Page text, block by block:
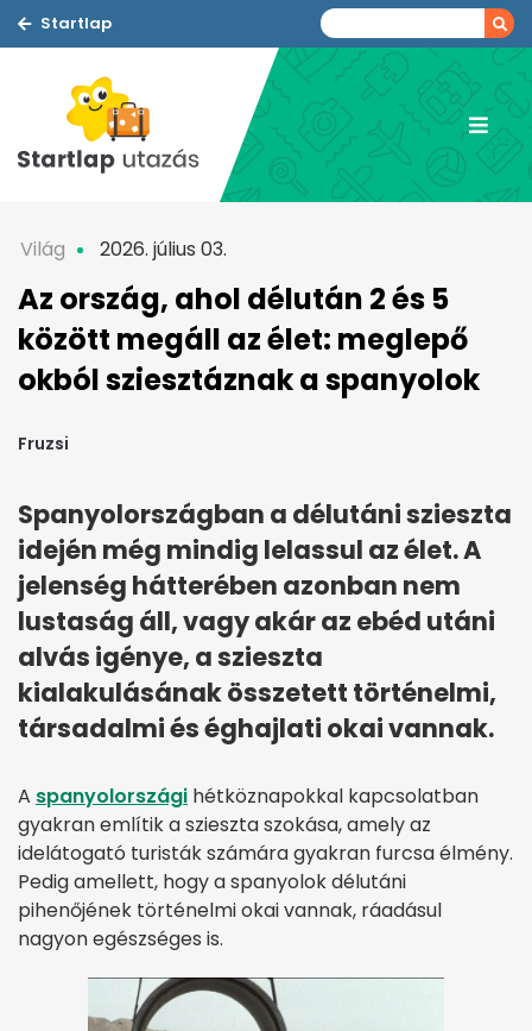
Startlap
Világ 2026. július 03.
Az ország, ahol délután 2 és 5
között megáll az élet: meglepő
okból sziesztáznak a spanyolok
Fruzsi
Spanyolországban a délutáni szieszta
idején még mindig lelassul az élet. A
jelenség hátterében azonban nem
lustaság áll, vagy akár az ebéd utáni
alvás igénye, a szieszta
kialakulásának összetett történelmi,
társadalmi és éghajlati okai vannak.
A spanyolországi hétköznapokkal kapcsolatban
gyakran említik a szieszta szokása, amely az
idelátogató turisták számára gyakran furcsa élmény.
Pedig amellett, hogy a spanyolok délutáni
pihenőjének történelmi okai vannak, ráadásul
nagyon egészséges is.